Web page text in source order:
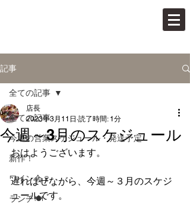
記事
全ての記事
今週の営業スケジュール・発送予定
新作！
ワイン会🍷
ランチ🍽
全ての記事
今週～3月のスケジュール
店長
2023年3月11日 読了時間: 1分
おはようございます。
遅ればせながら、今週～３月のスケジ
ュールです。